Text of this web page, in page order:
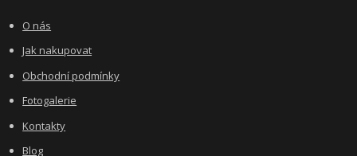
O nás
Jak nakupovat
Obchodní podmínky
Fotogalerie
Kontakty
Blog